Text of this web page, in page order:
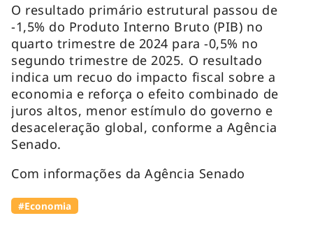
O resultado primário estrutural passou de
-1,5% do Produto Interno Bruto (PIB) no
quarto trimestre de 2024 para -0,5% no
segundo trimestre de 2025. O resultado
indica um recuo do impacto fiscal sobre a
economia e reforça o efeito combinado de
juros altos, menor estímulo do governo e
desaceleração global, conforme a Agência
Senado.
Com informações da Agência Senado
#Economia